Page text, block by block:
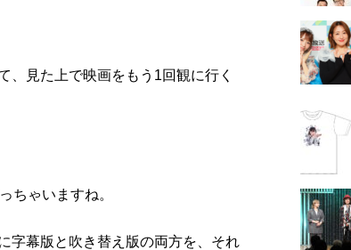
、見た上で映画をもう1回観に行く
ちゃいますね。
字幕版と吹き替え版の両方を、それ